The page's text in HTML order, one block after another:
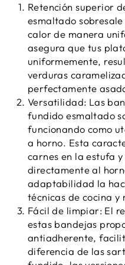
Retención superior
esmaltado
calor de manera
asegura que tus
uniformemente,
verduras
perfectamente
Versatilidad: Las
fundido esmaltado
funcionando como
a horno. Esta
carnes en la estufa
directamente al
adaptabilidad la
técnicas de cocina y
Fácil de limpiar: El
estas bandejas
antiadherente,
diferencia de las